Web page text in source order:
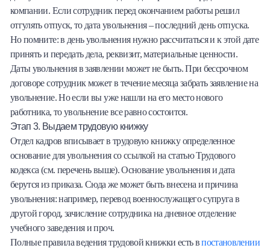
компании. Если сотрудник перед окончанием работы решил
отгулять отпуск, то дата увольнения – последний день отпуска.
Но помните: в день увольнения нужно рассчитаться и к этой дате
принять и передать дела, реквизит, материальные ценности.
Даты увольнения в заявлении может не быть. При бессрочном
договоре сотрудник может в течение месяца забрать заявление на
увольнение. Но если вы уже нашли на его место нового
работника, то увольнение все равно состоится.
Этап 3. Выдаем трудовую книжку
Отдел кадров вписывает в трудовую книжку определенное
основание для увольнения со ссылкой на статью Трудового
кодекса (см. перечень выше). Основание увольнения и дата
берутся из приказа. Сюда же может быть внесена и причина
увольнения: например, перевод военнослужащего супруга в
другой город, зачисление сотрудника на дневное отделение
учебного заведения и проч.
Полные правила ведения трудовой книжки есть впостановлении